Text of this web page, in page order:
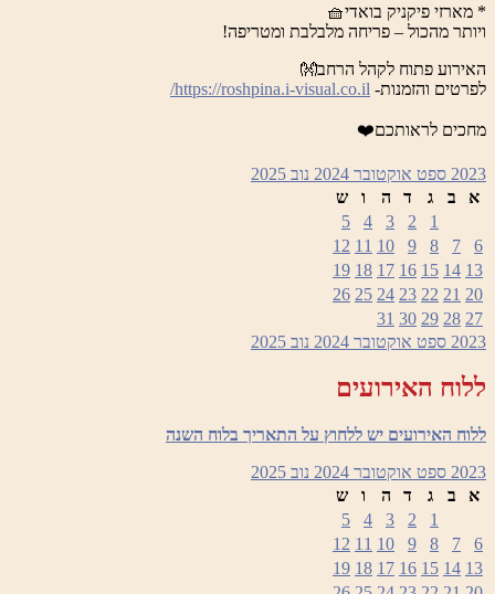
* מארזי פיקניק בואדי🧺
ויותר מהכול – פריחה מלבלבת ומטריפה!
האירוע פתוח לקהל הרחב👐
לפרטים והזמנות- https://roshpina.i-visual.co.il/
מחכים לראותכם❤️
2023 ספט אוקטובר 2024 נוב 2025
א
ב ג ד ה ו
ש
1
2
3
4
5
6
7
8
9
10
11
12
13
14
15
16
17
18
19
20
21
22
23
24
25
26
27
28
29
30
31
2023 ספט אוקטובר 2024 נוב 2025
ללוח האירועים
ללוח האירועים יש ללחוץ על התאריך בלוח השנה
2023 ספט אוקטובר 2024 נוב 2025
א
ב ג ד ה ו
ש
1
2
3
4
5
6
7
8
9
10
11
12
13
14
15
16
17
18
19